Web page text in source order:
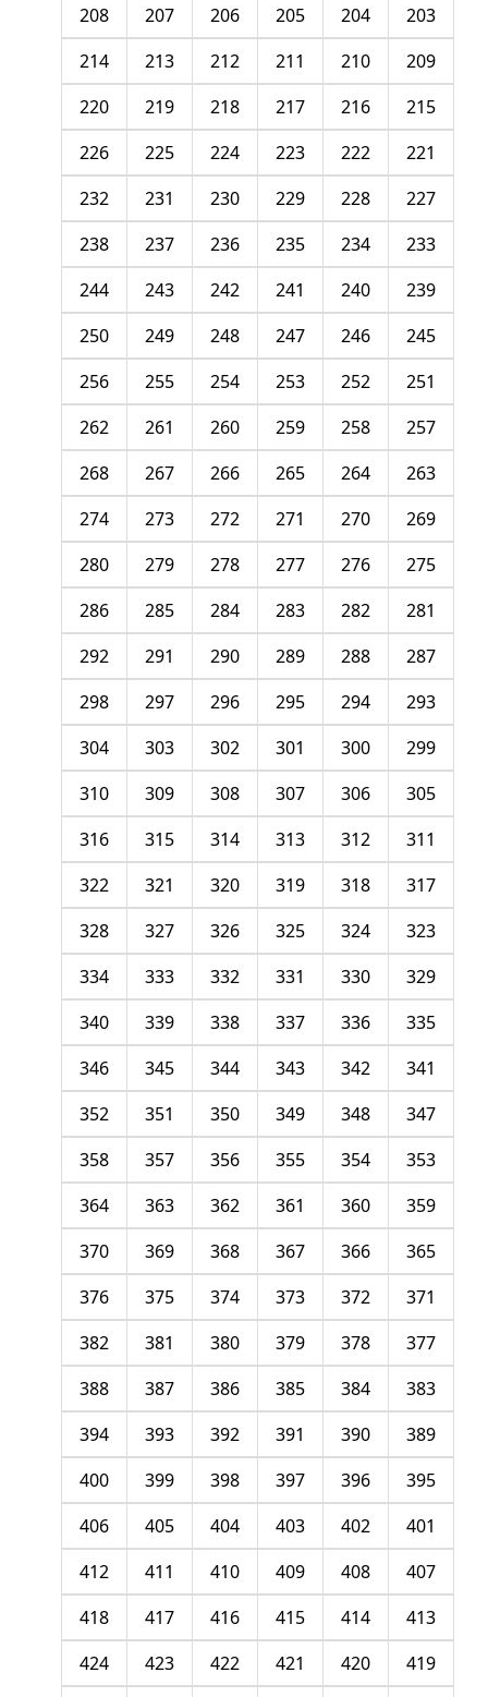
203
204
205
206
207
208
209
210
211
212
213
214
215
216
217
218
219
220
221
222
223
224
225
226
227
228
229
230
231
232
233
234
235
236
237
238
239
240
241
242
243
244
245
246
247
248
249
250
251
252
253
254
255
256
257
258
259
260
261
262
263
264
265
266
267
268
269
270
271
272
273
274
275
276
277
278
279
280
281
282
283
284
285
286
287
288
289
290
291
292
293
294
295
296
297
298
299
300
301
302
303
304
305
306
307
308
309
310
311
312
313
314
315
316
317
318
319
320
321
322
323
324
325
326
327
328
329
330
331
332
333
334
335
336
337
338
339
340
341
342
343
344
345
346
347
348
349
350
351
352
353
354
355
356
357
358
359
360
361
362
363
364
365
366
367
368
369
370
371
372
373
374
375
376
377
378
379
380
381
382
383
384
385
386
387
388
389
390
391
392
393
394
395
396
397
398
399
400
401
402
403
404
405
406
407
408
409
410
411
412
413
414
415
416
417
418
419
420
421
422
423
424